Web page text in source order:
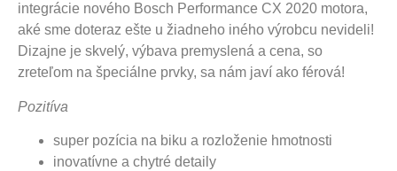
integrácie nového Bosch Performance CX 2020 motora,
aké sme doteraz ešte u žiadneho iného výrobcu nevideli!
Dizajne je skvelý, výbava premyslená a cena, so
zreteľom na špeciálne prvky, sa nám javí ako férová!
Pozitíva
super pozícia na biku a rozloženie hmotnosti
inovatívne a chytré detaily